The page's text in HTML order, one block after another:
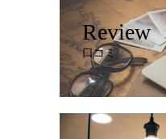
Review
口コミ